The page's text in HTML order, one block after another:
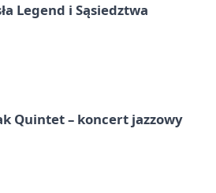
Legend i Sąsiedztwa
Quintet – koncert jazzowy